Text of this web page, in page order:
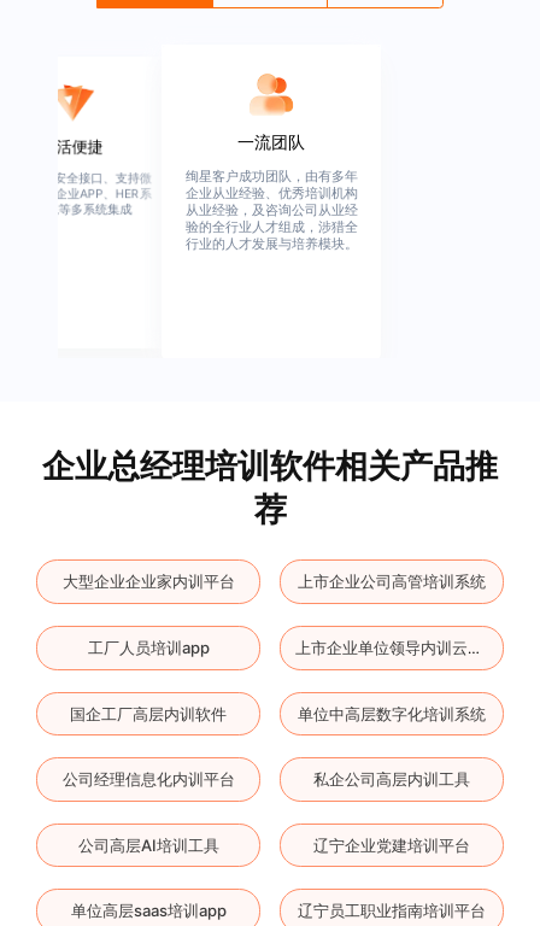
灵活便捷
度开放、安全接口、支持微
、钉钉、企业APP、HER系
、OA系统等多系统集成
一流团队
绚星客户成功团队，由有多年
企业从业经验、优秀培训机构
从业经验，及咨询公司从业经
验的全行业人才组成，涉猎全
行业的人才发展与培养模块。
企业总经理培训软件相关产品推
荐
大型企业企业家内训平台 上市企业公司高管培训系统
工厂人员培训app 上市企业单位领导内训云平台
国企工厂高层内训软件 单位中高层数字化培训系统
公司经理信息化内训平台 私企公司高层内训工具
公司高层AI培训工具 辽宁企业党建培训平台
单位高层saas培训app 辽宁员工职业指南培训平台